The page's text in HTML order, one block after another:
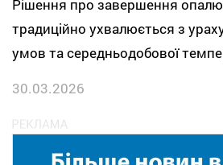
Рішення про завершення
традиційно ухвалюється з
умов та середньодобової
30.03.2026